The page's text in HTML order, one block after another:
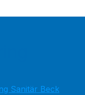
Sanitär Beck